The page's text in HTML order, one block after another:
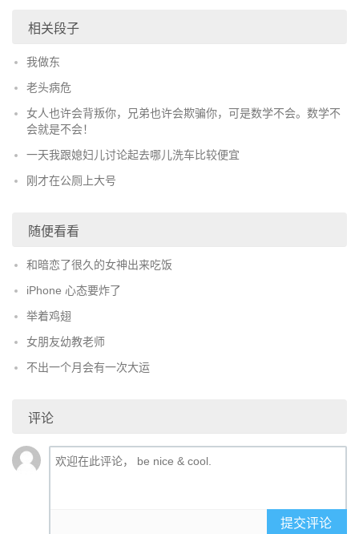
相关段子
我做东
老头病危
女人也许会背叛你，兄弟也许会欺骗你，可是数学不会。数学不
会就是不会！
一天我跟媳妇儿讨论起去哪儿洗车比较便宜
刚才在公厕上大号
随便看看
和暗恋了很久的女神出来吃饭
iPhone 心态要炸了
举着鸡翅
女朋友幼教老师
不出一个月会有一次大运
评论
提交评论